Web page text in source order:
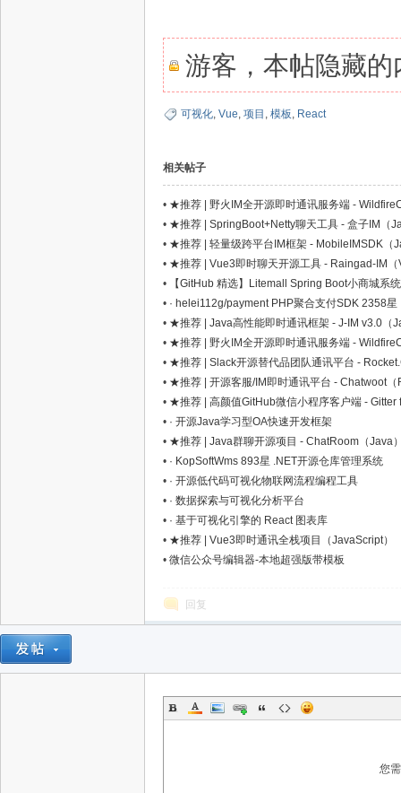
资
游客，本帖隐藏
可视化, Vue, 项目 , 模板, React
相关帖子
• ★推荐 | 野火IM全开源即时通讯服务端 -
• ★推荐 | SpringBoot+Netty聊天工具 - 盒子IM（
• ★推荐 | 轻量级跨平台IM框架 - MobileIMSDK（
• ★推荐 | Vue3即时聊天开源工具 - Raingad-IM
•
【GitHub 精选】Litemall Spring Boot小商城系
• · helei112g/payment PHP聚合支付SDK 2358星
• ★推荐 | Java高性能即时通讯框架 - J-IM v3.0（
• ★推荐 | 野火IM全开源即时通讯服务端 -
• ★推荐 | Slack开源替代品团队通讯平台 -
• ★推荐 | 开源客服/IM即时通讯平台 - Chatwoot
• ★推荐 | 高颜值GitHub微信小程序客户端 - Gitter
• · 开源Java学习型OA快速开发框架
• ★推荐 | Java群聊开源项目 - ChatRoom（Java
• · KopSoftWms 893星 .NET开源仓库管理系统
• · 开源低代码可视化物联网流程编程工具
• · 数据探索与可视化分析平台
• · 基于可视化引擎的 React 图表库
• ★推荐 | Vue3即时通讯全栈项目（JavaScript）
• 微信公众号编辑器-本地超强版带模板
回复
您